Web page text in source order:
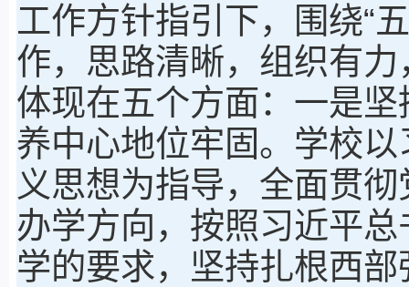
工作方针指引下，围绕“
作，思路清晰，组织有
体现在五个方面：一是
养中心地位牢固。学校
义思想为指导，全面贯
办学方向，按照习近平
学的要求，坚持扎根西部